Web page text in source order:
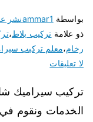
بواسطة ammar1نشر
ذو علامة تركيب بلاط،
رخام،معلم تركيب
لا تعليقات
تركيب سيراميك
الخدمات ونقوم